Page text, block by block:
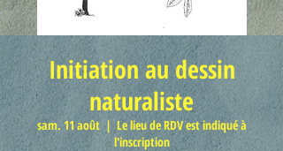
Initiation au dessin
naturaliste
sam. 11 août
  |
Le lieu de RDV est indiqué à
l'inscription